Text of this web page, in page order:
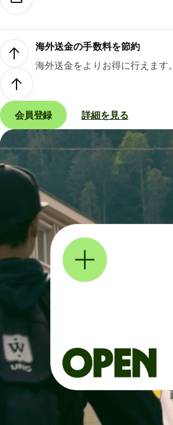
海外送金の手数料を節約
海外送金をよりお得に行えます。
会員登録 詳細を見る